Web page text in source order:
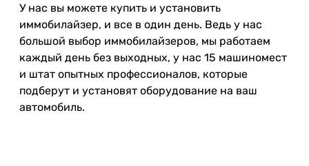
У нас вы можете купить и установить
иммобилайзер, и все в один день. Ведь у нас
большой выбор иммобилайзеров, мы работаем
каждый день без выходных, у нас 15 машиномест
и штат опытных профессионалов, которые
подберут и установят оборудование на ваш
автомобиль.